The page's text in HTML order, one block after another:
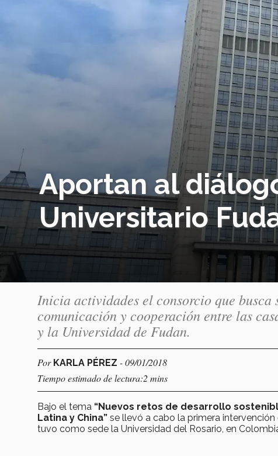
Aportan al
Universitario
Inicia actividades el consorcio que
comunicación y cooperación entre las
y la Universidad de Fudan.
Por KARLA PÉREZ - 09/01/2018
Tiempo estimado de lectura:2 mins
Bajo el tema “Nuevos retos de desarrollo
Latina y China” se llevó a cabo la primera
tuvo como sede la Universidad del Rosario, en